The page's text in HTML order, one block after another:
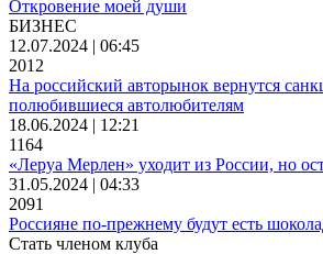
Откровение моей души
БИЗНЕС
12.07.2024 | 06:45
2012
На российский авторынок вернутся
полюбившиеся автолюбителям
18.06.2024 | 12:21
1164
«Леруа Мерлен» уходит из России, но
31.05.2024 | 04:33
2091
Россияне по-прежнему будут есть
Стать членом клуба